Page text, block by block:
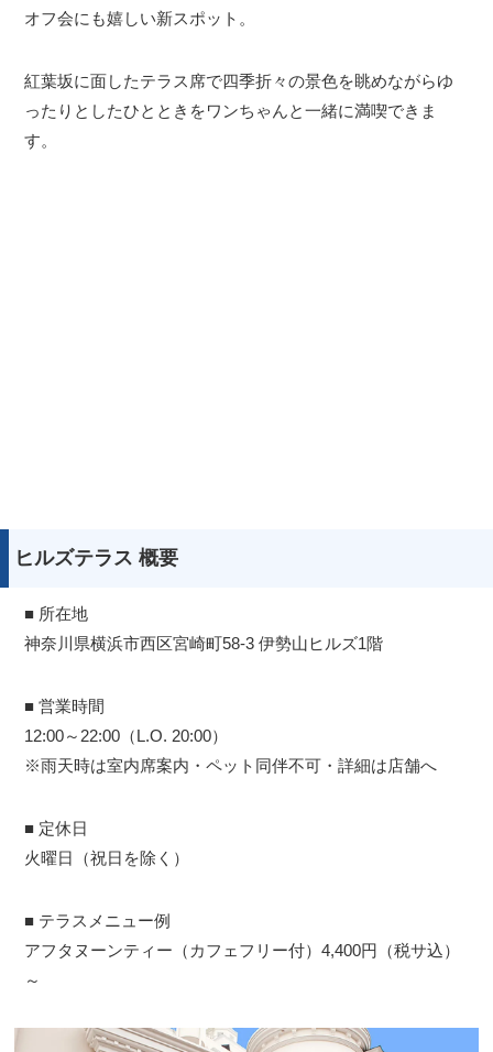
オフ会にも嬉しい新スポット。
紅葉坂に面したテラス席で四季折々の景色を眺めながらゆ
ったりとしたひとときをワンちゃんと一緒に満喫できま
す。
ヒルズテラス 概要
■ 所在地
神奈川県横浜市西区宮崎町58-3 伊勢山ヒルズ1階
■ 営業時間
12:00～22:00（L.O. 20:00）
※雨天時は室内席案内・ペット同伴不可・詳細は店舗へ
■ 定休日
火曜日（祝日を除く）
■ テラスメニュー例
アフタヌーンティー（カフェフリー付）4,400円（税サ込）
～